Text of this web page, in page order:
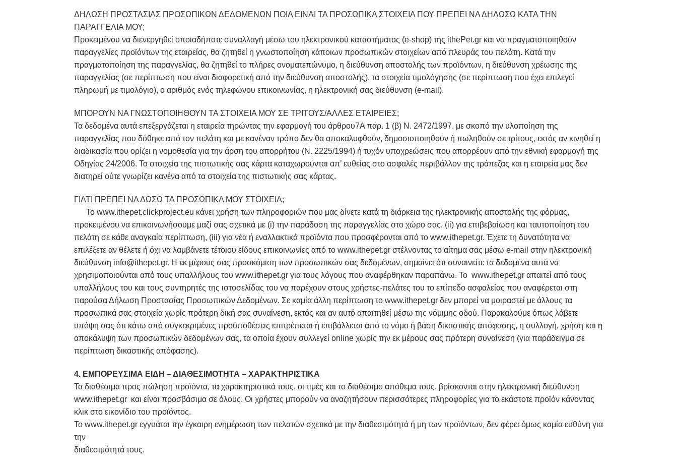
ΔΗΛΩΣΗ ΠΡΟΣΤΑΣΙΑΣ ΠΡΟΣΩΠΙΚΩΝ ΔΕΔΟΜΕΝΩΝ ΠΟΙΑ ΕΙΝΑΙ ΤΑ ΠΡΟΣΩΠΙΚΑ ΣΤΟΙΧΕΙΑ ΠΟΥ ΠΡΕΠΕΙ ΝΑ ΔΗΛΩΣΩ ΚΑΤΑ ΤΗΝ
ΠΑΡΑΓΓΕΛΙΑ ΜΟΥ;
Προκειμένου να διενεργηθεί οποιαδήποτε συναλλαγή μέσω του ηλεκτρονικού καταστήματος (e-shop) της ithePet.gr και να πραγματοποιηθούν
παραγγελίες προϊόντων της εταιρείας, θα ζητηθεί η γνωστοποίηση κάποιων προσωπικών στοιχείων από πλευράς του πελάτη. Κατά την
πραγματοποίηση της παραγγελίας, θα ζητηθεί το πλήρες ονοματεπώνυμο, η διεύθυνση αποστολής των προϊόντων, η διεύθυνση χρέωσης της
παραγγελίας (σε περίπτωση που είναι διαφορετική από την διεύθυνση αποστολής), τα στοιχεία τιμολόγησης (σε περίπτωση που έχει επιλεγεί
πληρωμή με τιμολόγιο), ο αριθμός ενός τηλεφώνου επικοινωνίας, η ηλεκτρονική σας διεύθυνση (e-mail).
ΜΠΟΡΟΥΝ ΝΑ ΓΝΩΣΤΟΠΟΙΗΘΟΥΝ ΤΑ ΣΤΟΙΧΕΙΑ ΜΟΥ ΣΕ ΤΡΙΤΟΥΣ/ΑΛΛΕΣ ΕΤΑΙΡΕΙΕΣ;
Τα δεδομένα αυτά επεξεργάζεται η εταιρεία τηρώντας την εφαρμογή του άρθρου7Α παρ. 1 (β) Ν. 2472/1997, με σκοπό την υλοποίηση της
παραγγελίας που δόθηκε από τον πελάτη και με κανέναν τρόπο δεν θα αποκαλυφθούν, δημοσιοποιηθούν ή πωληθούν σε τρίτους, εκτός αν κινηθεί η
διαδικασία που ορίζει η νομοθεσία για την άρση του απορρήτου (Ν. 2225/1994) ή τυχόν υποχρεώσεις που απορρέουν από την εθνική εφαρμογή της
Οδηγίας 24/2006. Τα στοιχεία της πιστωτικής σας κάρτα καταχωρούνται απ’ ευθείας στο ασφαλές περιβάλλον της τράπεζας και η εταιρεία μας δεν
διατηρεί ούτε γνωρίζει κανένα από τα στοιχεία της πιστωτικής σας κάρτας.
ΓΙΑΤΙ ΠΡΕΠΕΙ ΝΑ ΔΩΣΩ ΤΑ ΠΡΟΣΩΠΙΚΑ ΜΟΥ ΣΤΟΙΧΕΙΑ;
Το www.ithepet.clickproject.eu κάνει χρήση των πληροφοριών που μας δίνετε κατά τη διάρκεια της ηλεκτρονικής αποστολής της φόρμας,
προκειμένου να επικοινωνήσουμε μαζί σας σχετικά με (i) την παράδοση της παραγγελίας στο χώρο σας, (ii) για επιβεβαίωση και ταυτοποίηση του
πελάτη σε κάθε αναγκαία περίπτωση, (iii) για νέα ή εναλλακτικά προϊόντα που προσφέρονται από το www.ithepet.gr. Έχετε τη δυνατότητα να
επιλέξετε αν θέλετε ή όχι να λαμβάνετε τέτοιου είδους επικοινωνίες από το www.ithepet.gr στέλνοντας το αίτημα σας μέσω e-mail στην ηλεκτρονική
διεύθυνση info@ithepet.gr. Η εκ μέρους σας προσκόμιση των προσωπικών σας δεδομένων, σημαίνει ότι συναινείτε τα δεδομένα αυτά να
χρησιμοποιούνται από τους υπαλλήλους του www.ithepet.gr για τους λόγους που αναφέρθηκαν παραπάνω. Το www.ithepet.gr απαιτεί από τους
υπαλλήλους του και τους συντηρητές της ιστοσελίδας του να παρέχουν στους χρήστες-πελάτες του το επίπεδο ασφαλείας που αναφέρεται στη
παρούσα Δήλωση Προστασίας Προσωπικών Δεδομένων. Σε καμία άλλη περίπτωση το www.ithepet.gr δεν μπορεί να μοιραστεί με άλλους τα
προσωπικά σας στοιχεία χωρίς πρότερη δική σας συναίνεση, εκτός και αν αυτό απαιτηθεί μέσω της νόμιμης οδού. Παρακαλούμε όπως λάβετε
υπόψη σας ότι κάτω από συγκεκριμένες προϋποθέσεις επιτρέπεται ή επιβάλλεται από το νόμο ή βάση δικαστικής απόφασης, η συλλογή, χρήση και η
αποκάλυψη των προσωπικών δεδομένων σας, τα οποία έχουν συλλεγεί online χωρίς την εκ μέρους σας πρότερη συναίνεση (για παράδειγμα σε
περίπτωση δικαστικής απόφασης).
4. ΕΜΠΟΡΕΥΣΙΜΑ ΕΙΔΗ – ΔΙΑΘΕΣΙΜΟΤΗΤΑ – ΧΑΡΑΚΤΗΡΙΣΤΙΚΑ
Τα διαθέσιμα προς πώληση προϊόντα, τα χαρακτηριστικά τους, οι τιμές και το διαθέσιμο απόθεμα τους, βρίσκονται στην ηλεκτρονική διεύθυνση
www.ithepet.gr και είναι προσβάσιμα σε όλους. Οι χρήστες μπορούν να αναζητήσουν περισσότερες πληροφορίες για το εκάστοτε προϊόν κάνοντας
κλικ στο εικονίδιο του προϊόντος.
To www.ithepet.gr εγγυάται την έγκαιρη ενημέρωση των πελατών σχετικά με την διαθεσιμότητά ή μη των προϊόντων, δεν φέρει όμως καμία ευθύνη για
την
διαθεσιμότητά τους.